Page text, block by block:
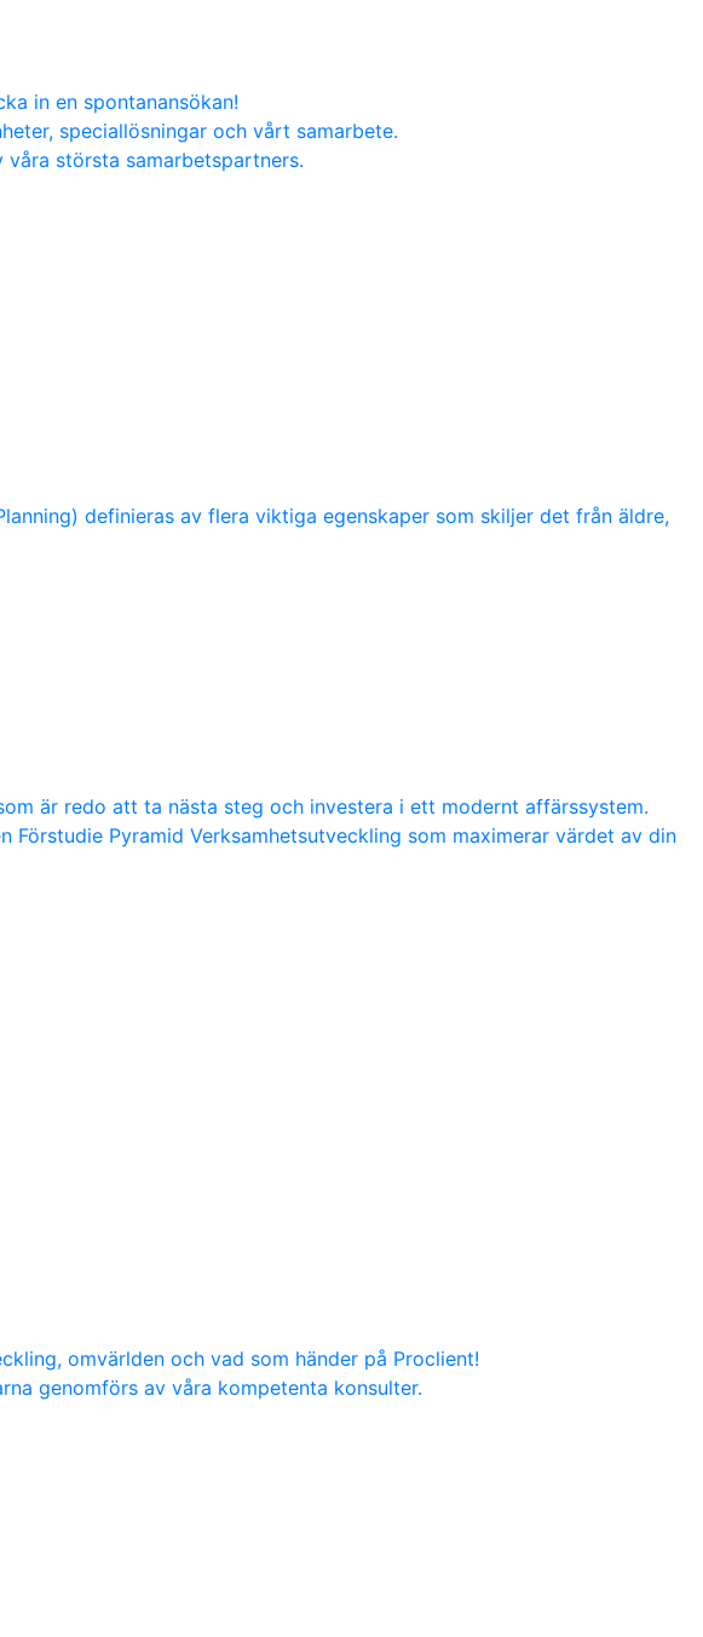
in en spontanansökan!
speciallösningar och vårt samarbete.
största samarbetspartners.
definieras av flera viktiga egenskaper som skiljer det från äldre,
är redo att ta nästa steg och investera i ett modernt affärssystem.
Förstudie Pyramid Verksamhetsutveckling som maximerar värdet av din
omvärlden och vad som händer på Proclient!
genomförs av våra kompetenta konsulter.